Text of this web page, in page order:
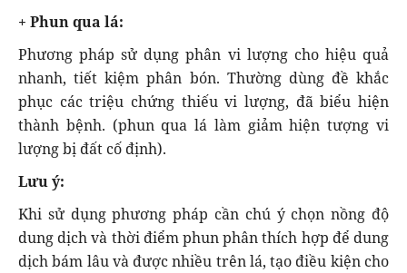
+ Phun qua lá:
Phương pháp sử dụng phân vi lượng cho hiệu quả
nhanh, tiết kiệm phân bón. Thường dùng đề khắc
phục các triệu chứng thiếu vi lượng, đã biểu hiện
thành bệnh. (phun qua lá làm giảm hiện tượng vi
lượng bị đất cố định).
Lưu ý:
Khi sử dụng phương pháp cần chú ý chọn nồng độ
dung dịch và thời điểm phun phân thích hợp để dung
dịch bám lâu và được nhiều trên lá, tạo điều kiện cho